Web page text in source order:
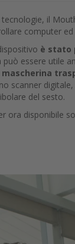
il
computer ed
è stato
essere utile
scanner
del sesto.
ora disponibile